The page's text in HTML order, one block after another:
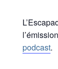
podcast.